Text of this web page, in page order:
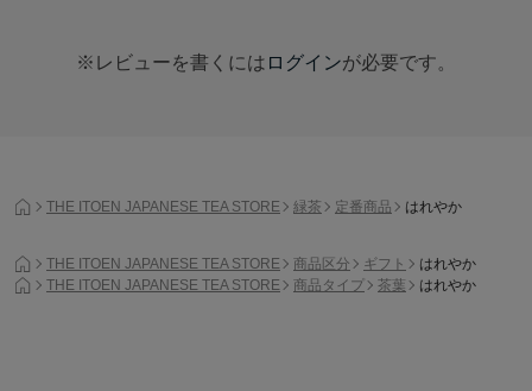
※レビューを書くには ログインが必要です。
THE ITOEN JAPANESE TEA STORE 緑茶 定番商品 はれやか
THE ITOEN JAPANESE TEA STORE 商品区分 ギフト
はれやか
THE ITOEN JAPANESE TEA STORE
商品タイプ 茶葉 はれやか